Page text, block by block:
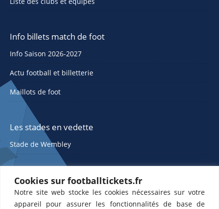
Cookies sur footballtickets.fr
Notre site web stocke les cookies nécessaires sur votre
appareil pour assurer les fonctionnalités de base de
Info billets match de foot
Info Saison 2026-2027
Actu football et billetterie
Maillots de foot
Les stades en vedette
Stade de Wembley